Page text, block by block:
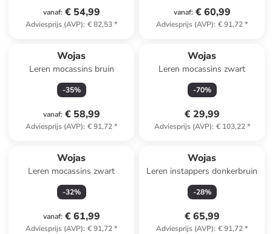
vanaf: € 54,99
Adviesprijs (AVP): € 82,53*
vanaf: € 60,99
Adviesprijs (AVP): € 91,72*
Wojas
Leren mocassins bruin
-35%
vanaf: € 58,99
Adviesprijs (AVP): € 91,72*
Wojas
Leren mocassins zwart
-70%
€ 29,99
Adviesprijs (AVP): € 103,22*
Wojas
Leren mocassins zwart
-32%
vanaf: € 61,99
Adviesprijs (AVP): € 91,72*
Wojas
Leren instappers donkerbruin
-28%
€ 65,99
Adviesprijs (AVP): € 91,72*